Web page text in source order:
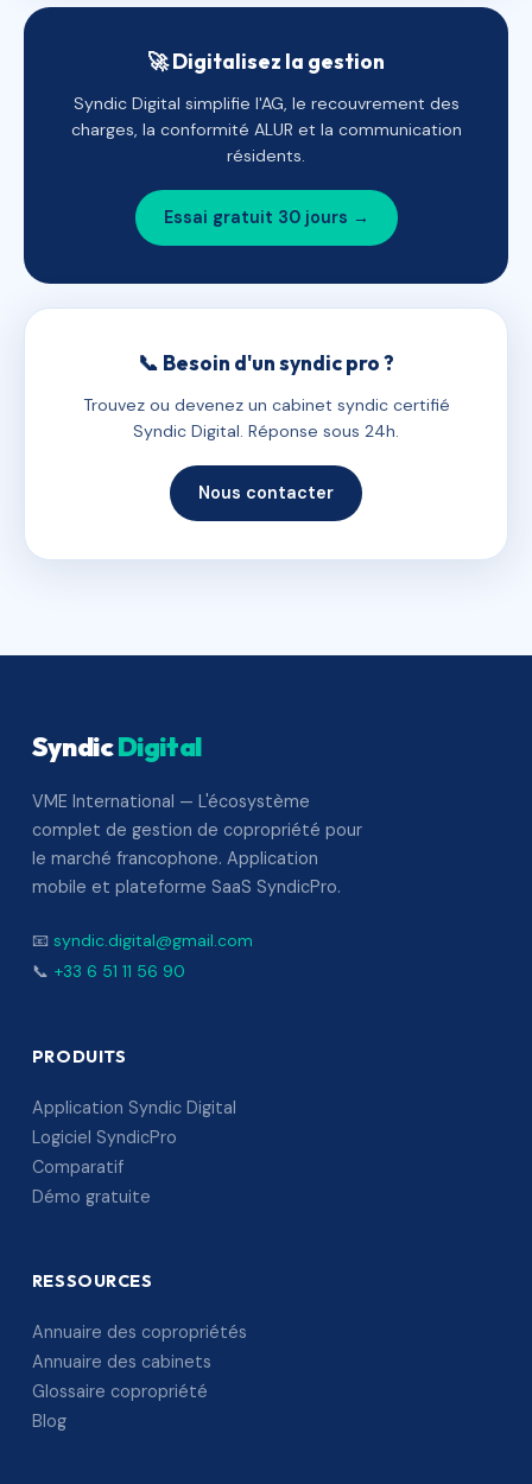
🚀 Digitalisez la gestion
Syndic Digital simplifie l'AG, le recouvrement des
charges, la conformité ALUR et la communication
résidents.
Essai gratuit 30 jours →
📞 Besoin d'un syndic pro ?
Trouvez ou devenez un cabinet syndic certifié
Syndic Digital. Réponse sous 24h.
Nous contacter
SyndicDigital
VME International — L'écosystème
complet de gestion de copropriété pour
le marché francophone. Application
mobile et plateforme SaaS SyndicPro.
📧 syndic.digital@gmail.com
📞 +33 6 51 11 56 90
PRODUITS
Application Syndic Digital
Logiciel SyndicPro
Comparatif
Démo gratuite
RESSOURCES
Annuaire des copropriétés
Annuaire des cabinets
Glossaire copropriété
Blog